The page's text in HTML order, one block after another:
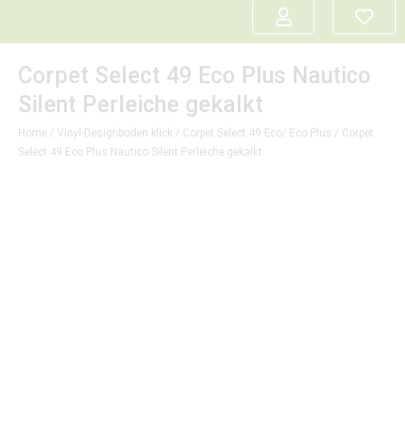
Corpet Select 49 Eco Plus Nautico
Silent Perleiche gekalkt
Home / Vinyl-Designboden klick / Corpet Select 49 Eco/ Eco Plus / Corpet
Select 49 Eco Plus Nautico Silent Perleiche gekalkt